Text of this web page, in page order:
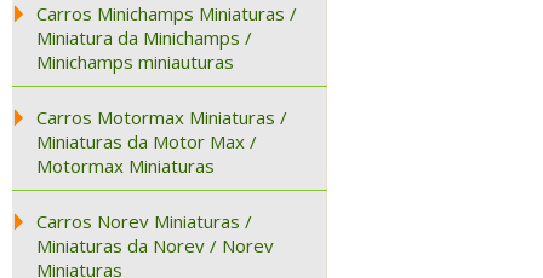
Carros Minichamps Miniaturas /
Miniatura da Minichamps /
Minichamps miniauturas
Carros Motormax Miniaturas /
Miniaturas da Motor Max /
Motormax Miniaturas
Carros Norev Miniaturas /
Miniaturas da Norev / Norev
Miniaturas